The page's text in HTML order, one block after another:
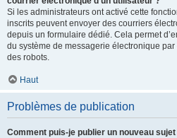
Si les administrateurs ont activé cette
inscrits peuvent envoyer des courriers
depuis un formulaire dédié. Cela permet
du système de messagerie électronique
des robots.
Haut
Problèmes de publication
Comment puis-je publier un nouveau